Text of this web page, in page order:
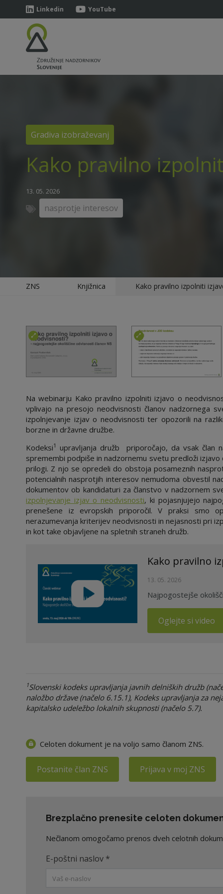
Linkedin YouTube
Gradiva izobraževanj
Kako pravilno
13. 05. 2026
nasprotje interesov
ZNS Knjižnica Kako pravilno izpolniti
Na webinarju Kako pravilno izpolniti izjavo o
vplivajo na presojo neodvisnosti članov nadzornega
izpolnjevanje izjav o neodvisnosti ter opozorili na
borzne in državne družbe.
Kodeksi1 upravljanja družb priporočajo, da vsak član
spremembi podpiše in nadzornemu svetu predloži
prilogi. Z njo se opredeli do obstoja posameznih
potencialnih nasprotjih interesov nemudoma obvestil
dokumentov ob kandidaturi za članstvo v nadzornem
izpolnjevanje izjav o neodvisnosti, ki pojasnjujejo
prenešene iz evropskih priporočil. V praksi smo
nerazumevanja kriterijev neodvisnosti in nejasnosti pri
in kot take objavljene na spletnih straneh družb.
Kako pravilno
13. 05. 2026
Najpogostejše
Oglejte si video
1Slovenski kodeks upravljanja javnih delniških družb
naložbo države (načelo 6.15.1), Kodeks upravljanja za
kapitalsko udeležbo lokalnih skupnosti (načelo 5.7).
Celoten dokument je na voljo samo članom ZNS.
Postanite član ZNS Prijava v moj ZNS
Brezplačno prenesite celoten
Nečlanom omogočamo prenos dveh celotnih
E-poštni naslov *